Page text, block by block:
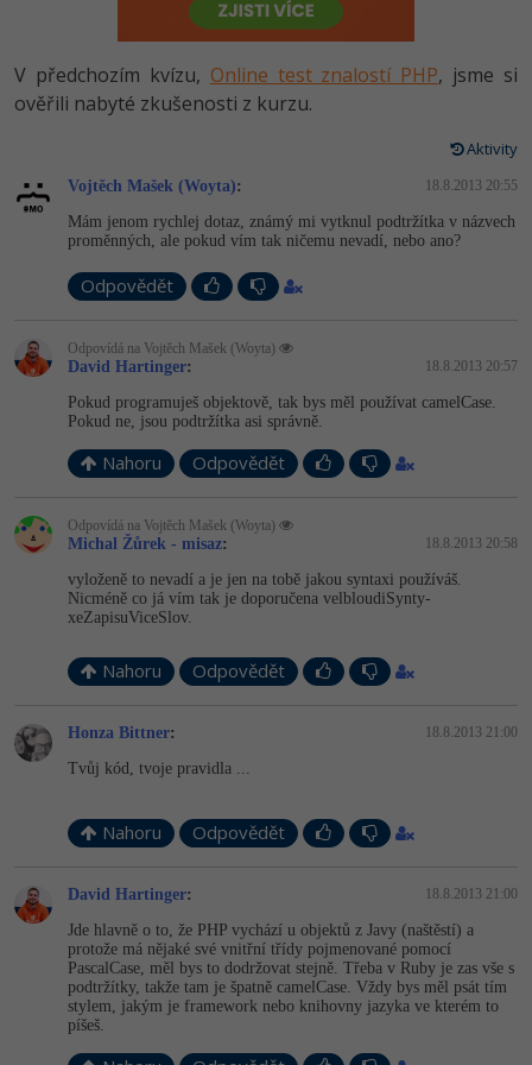
HTML5, CSS3, Bootstrap, SEO
SQL a databáze
UML a návrhové vzory
React
ASP.NET MVC
Django
PHP
JavaScript
HTML / CSS
UML a návrhové vzory
MS-SQL
Vývojář mobilních aplikací
Specialista na AI a bigdata
Webdesigner
Tester
Systémový administrátor
Grafik / UX/UI návrhář
3D grafik
Projektový manažer
Databázový analytik
Copywriter
WordPress specialista
SEO specialista
-80%
JavaScript -80%
C++ -80%
Swift -80%
Kotlin -80%
C -80%
VB.NET
SQL
Návrh SW -80%
Algoritmy -41%
Pro děti
Testování softwaru
Datová analýza
Kurzy designu
HTML/CSS -80%
Příběhy absolventů
V předchozím kvízu, Online test znalostí PHP, jsme si
ověřili nabyté zkušenosti z kurzu.
Aktivity
Vojtěch Mašek (Woyta): 18.8.2013 20:55
Mám jenom rychlej dotaz, známý mi vytknul podtržítka v názvech
proměnných, ale pokud vím tak ničemu nevadí, nebo ano?
Odpovědět
Odpovídá na Vojtěch Mašek (Woyta)
David Hartinger: 18.8.2013 20:57
Pokud programuješ objektově, tak bys měl používat camelCase.
Pokud ne, jsou podtržítka asi správně.
Nahoru Odpovědět
Odpovídá na Vojtěch Mašek (Woyta)
Michal Žůrek - misaz: 18.8.2013 20:58
vyloženě to nevadí a je jen na tobě jakou syntaxi používáš.
Nicméně co já vím tak je doporučena velbloudiSynty­
xeZapisuViceS­lov.
Nahoru Odpovědět
Honza Bittner: 18.8.2013 21:00
Tvůj kód, tvoje pravidla ...
Nahoru Odpovědět
David Hartinger: 18.8.2013 21:00
Jde hlavně o to, že PHP vychází u objektů z Javy (naštěstí) a
protože má nějaké své vnitřní třídy pojmenované pomocí
PascalCase, měl bys to dodržovat stejně. Třeba v Ruby je zas vše s
podtržítky, takže tam je špatně camelCase. Vždy bys měl psát tím
stylem, jakým je framework nebo knihovny jazyka ve kterém to
píšeš.